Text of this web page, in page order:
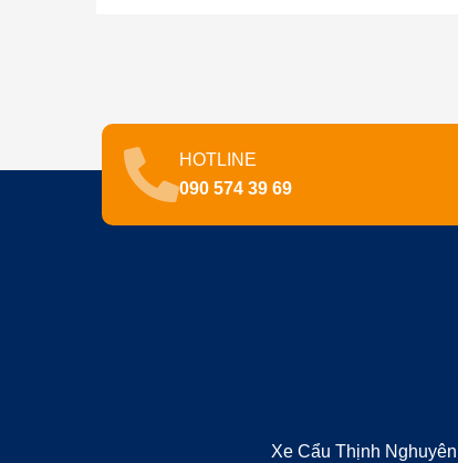
HOTLINE
090 574 39 69
Xe Cẩu Thịnh